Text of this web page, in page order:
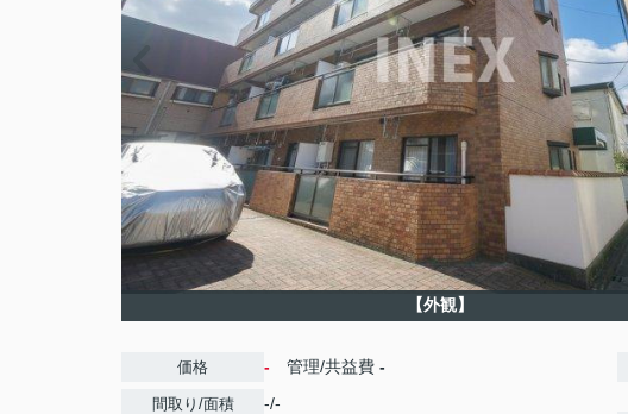
【外観】
価格 - 管理/共益費 -
間取り/面積 -/-